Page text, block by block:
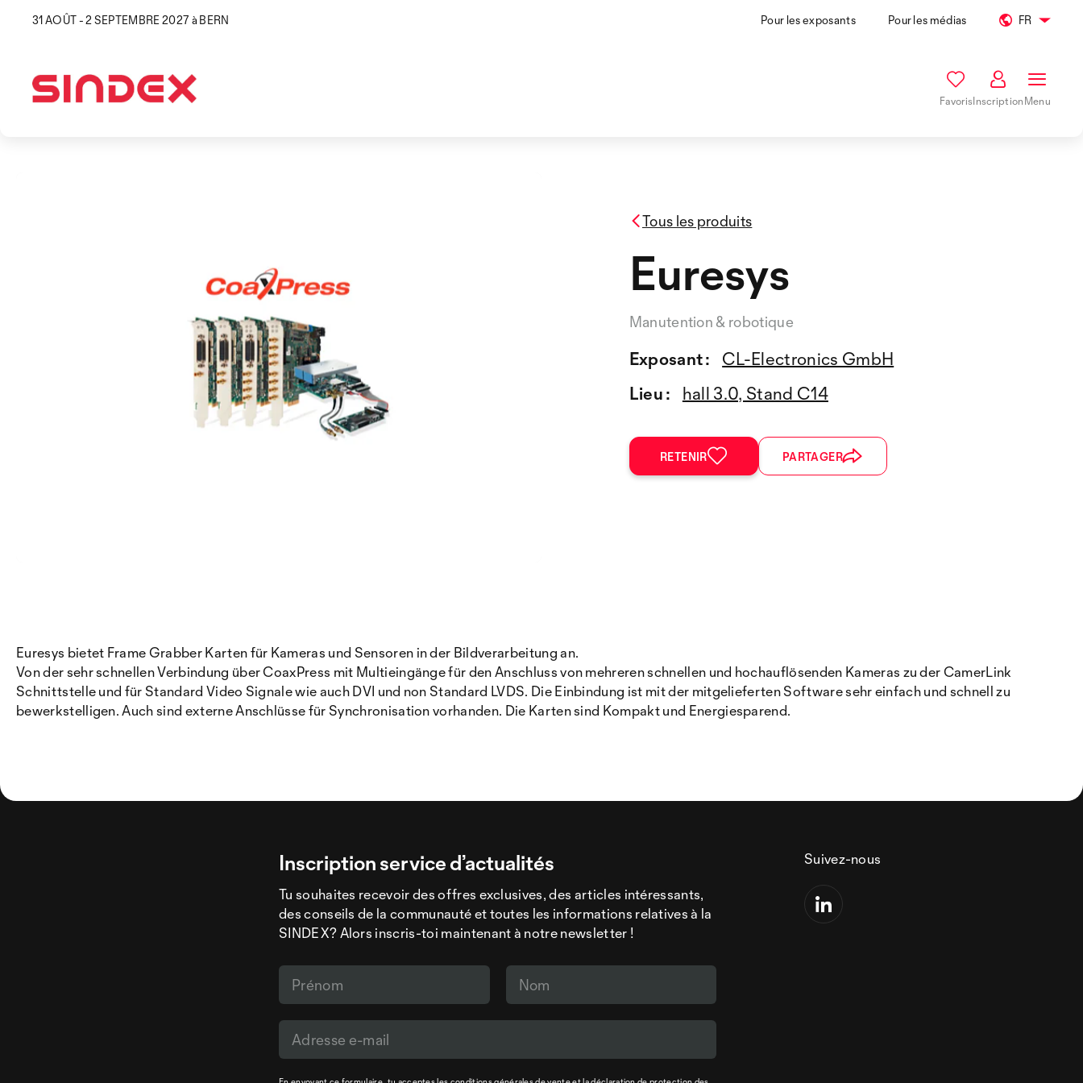
31 AOÛT - 2 SEPTEMBRE 2027 à BERN Pour les exposants Pour les médias FR
FavorisInscriptionMenu
Tous les produits
Euresys
Manutention & robotique
Exposant :
CL-Electronics GmbH
Lieu :
hall 3.0, Stand C14
RETENIR PARTAGER
Euresys bietet Frame Grabber Karten für Kameras und Sensoren in der Bildverarbeitung an.
Von der sehr schnellen Verbindung über CoaxPress mit Multieingänge für den Anschluss von mehreren schnellen und hochauflösenden Kameras zu der CamerLink
Schnittstelle und für Standard Video Signale wie auch DVI und non Standard LVDS. Die Einbindung ist mit der mitgelieferten Software sehr einfach und schnell zu
bewerkstelligen. Auch sind externe Anschlüsse für Synchronisation vorhanden. Die Karten sind Kompakt und Energiesparend.
Inscription service d’actualités
Tu souhaites recevoir des offres exclusives, des articles intéressants,
des conseils de la communauté et toutes les informations relatives à la
SINDEX? Alors inscris-toi maintenant à notre newsletter !
Suivez-nous